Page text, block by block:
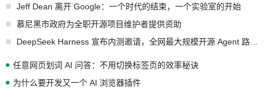
Jeff Dean 离开 Google：一个时代的结束，一个实验室的开始
慕尼黑市政府为全职开源项目维护者提供资助
任意网页划词 AI 问答：不用切换标签页的效率秘诀
为什么要开发又一个 AI 浏览器插件